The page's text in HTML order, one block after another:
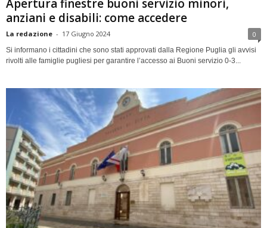
Apertura finestre buoni servizio minori,
anziani e disabili: come accedere
La redazione - 17 Giugno 2024 0
Si informano i cittadini che sono stati approvati dalla Regione Puglia gli avvisi
rivolti alle famiglie pugliesi per garantire l’accesso ai Buoni servizio 0-3...